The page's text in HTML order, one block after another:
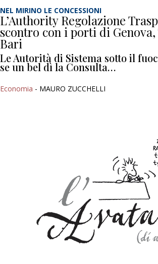
NEL MIRINO LE CONCESSIONI
L’Authority Regolazione
scontro con i porti di
Bari
Le Autorità di Sistema sotto il
se un bel dì la Consulta…
Economia - MAURO ZUCCHELLI